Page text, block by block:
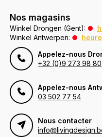
Nos magasins
Winkel Drongen (Gent):
Winkel Antwerpen:
Appelez-nous
+32 (0)9 273 98 80
Appelez-nous
03 502 77 54
Nous contacter